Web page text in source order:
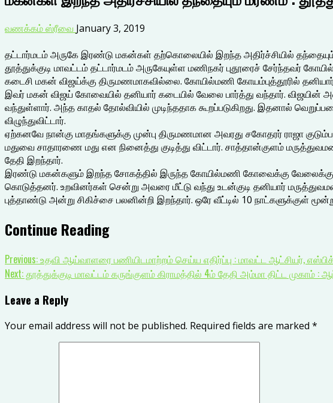
வணக்கம் ஸ்ரீவை January 3, 2019
தட்டார்மடம் அருகே இரண்டு மகன்கள் தற்கொலையில் இறந்த அதிர்ச்சியில் தந்தையும்
தூத்துக்குடி மாவட்டம் தட்டார்மடம் அருகேயுள்ள மணிநகர் புதூரைச் சேர்ந்தவர்
கடைசி மகன் விஜய்க்கு திருமணமாகவில்லை. கோயில்மணி கோயம்புத்தூரில்
இவர் மகன் விஜய் கோவையில் தனியார் கடையில் வேலை பார்த்து வந்தார்.
வந்துள்ளார். அந்த காதல் தோல்வியில் முடிந்ததாக கூறப்படுகிறது. இதனால்
விழுந்துவிட்டார்.
ஏற்கனவே நான்கு மாதங்களுக்கு முன்பு திருமணமான அவரது சகோதரர் ராஜா
மதுவை சாதாரணை மது என நினைத்து குடித்து விட்டார். சாத்தான்குளம்
தேதி இறந்தார்.
இரண்டு மகன்களும் இறந்த சோகத்தில் இருந்த கோயில்மணி கோவைக்கு வேலைக்கு
கொடுத்தனர். உறவினர்கள் சென்று அவரை மீட்டு வந்து உடன்குடி தனியார்
புத்தாண்டு அன்று சிகிச்சை பலனின்றி இறந்தார். ஒரே வீட்டில் 10 நாட்களுக்குள்
Continue Reading
Previous:உதவி ஆய்வாளரை பணியிடமாற்றம் செய்ய எதிர்ப்பு : மாவட்ட ஆட்சியர்,
Next:தூத்துக்குடி மாவட்டம் கருங்குளம் கிராமத்தில் 4ம் தேதி அம்மா திட்ட முகாம் :
Leave a Reply
Your email address will not be published. Required fields are marked *